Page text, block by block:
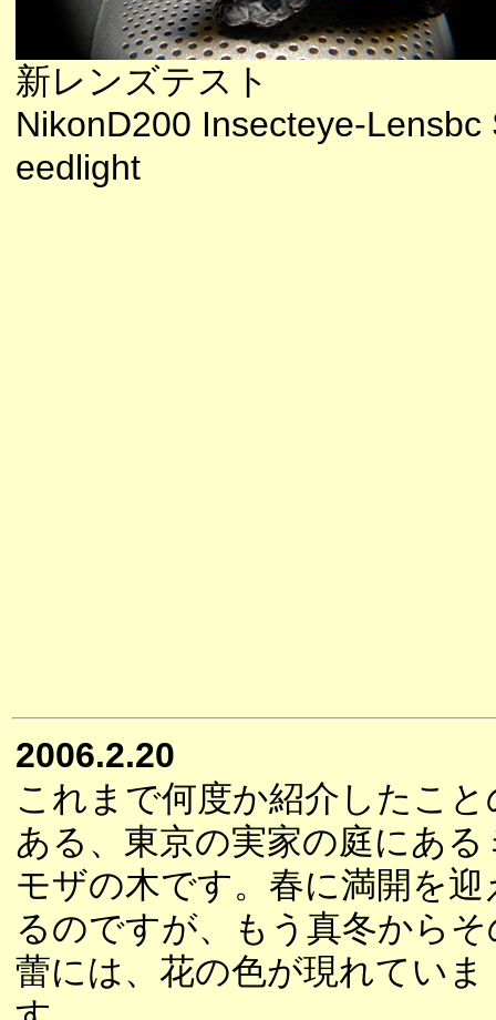
新レンズテスト
NikonD200 Insecteye-Lensbc
eedlight
2006.2.20
これまで何度か紹介したこと
ある、東京の実家の庭にある
モザの木です。春に満開を迎
るのですが、もう真冬からそ
蕾には、花の色が現れていま